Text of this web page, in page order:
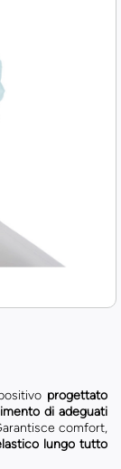
progettato
di adeguati
comfort,
lungo tutto